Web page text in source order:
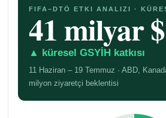
FIFA–DTÖ ETKI ANALIZI ·
41 milyar $
▲ küresel GSYİH katkısı
11 Haziran – 19 Temmuz · ABD,
milyon ziyaretçi beklentisi